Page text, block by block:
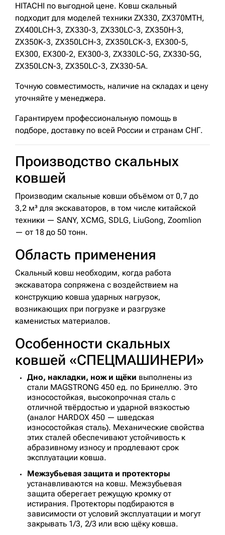
HITACHI по выгодной цене. Ковш скальный
подходит для моделей техники ZX330, ZX370MTH,
ZX400LCH-3, ZX330-3, ZX330LC-3, ZX350H-3,
ZX350K-3, ZX350LCH-3, ZX350LCK-3, EX300-5,
EX300, EX300-2, EX300-3, ZX330LC-5G, ZX330-5G,
ZX350LCN-3, ZX350LC-3, ZX330-5A.
Точную совместимость, наличие на складах и цену
уточняйте у менеджера.
Гарантируем профессиональную помощь в
подборе, доставку по всей России и странам СНГ.
Производство скальных
ковшей
Производим скальные ковши объёмом от 0,7 до
3,2 м³ для экскаваторов, в том числе китайской
техники — SANY, XCMG, SDLG, LiuGong, Zoomlion
— от 18 до 50 тонн.
Область применения
Скальный ковш необходим, когда работа
экскаватора сопряжена с воздействием на
конструкцию ковша ударных нагрузок,
возникающих при погрузке и разгрузке
каменистых материалов.
Особенности скальных
ковшей «СПЕЦМАШИНЕРИ»
Дно, накладки, нож и щёки выполнены из
стали MAGSTRONG 450 ед. по Бринеллю. Это
износостойкая, высокопрочная сталь с
отличной твёрдостью и ударной вязкостью
(аналог HARDOX 450 — шведская
износостойкая сталь). Механические свойства
этих сталей обеспечивают устойчивость к
абразивному износу и продлевают срок
эксплуатации ковша.
Межзубьевая защита и протекторы
устанавливаются на ковш. Межзубьевая
защита оберегает режущую кромку от
истирания. Протекторы подбираются в
зависимости от условий эксплуатации и могут
закрывать 1/3, 2/3 или всю щёку ковша.